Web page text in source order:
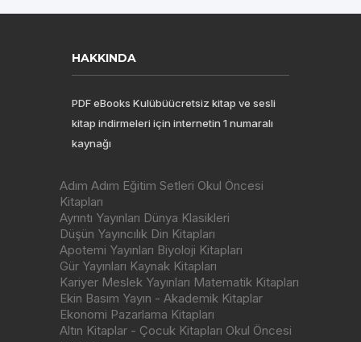
HAKKINDA
PDF eBooks Kulübüücretsiz kitap ve sesli
kitap indirmeleri için internetin 1 numaralı
kaynağı
Adım Adım Eğitim Setleri Okul Öncesi
Kitapları
Ayrıntı Yayınları Dünya Klasikleri
Düşün Yayıncılık Din Kitapları
Apotemi Yayınları Biyoloji Kitapları
Gür Yayınları Kaynak Kitapları
Kariyer Meslek Yayınları Matematik Kitapları
Ekin Basım Yayın - Akademik Kitaplar
Ekonomi Pazarlama Kitapları
Altın Kitaplar - Çocuk Kitapları Okul Öncesi